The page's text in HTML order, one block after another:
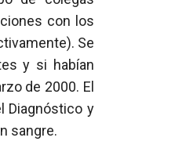
con los
Se
y si habían
de 2000. El
Diagnóstico y
sangre.